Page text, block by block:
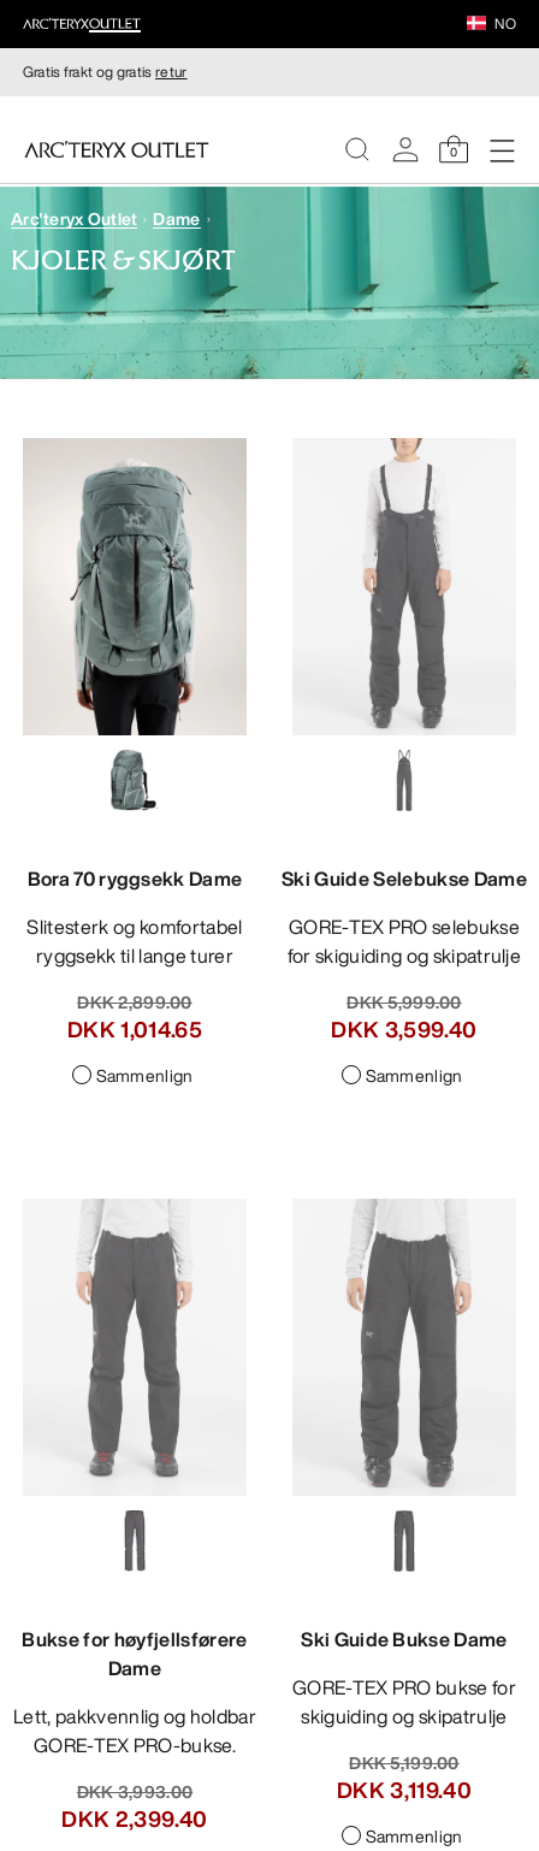
NO
Gratis frakt og gratisretur
0
DAMER
HERRER
Arc'teryx Outlet Dame
KJOLER & SKJØRT
Bora 70 ryggsekk Dame
Slitesterk og komfortabel
ryggsekk til lange turer
DKK 2,899.00
DKK 1,014.65
Sammenlign
Ski Guide Selebukse Dame
GORE-TEX PRO selebukse
for skiguiding og skipatrulje
DKK 5,999.00
DKK 3,599.40
Sammenlign
Bukse for høyfjellsførere
Dame
Lett, pakkvennlig og holdbar
GORE-TEX PRO-bukse.
DKK 3,999.00
DKK 2,399.40
Ski Guide Bukse Dame
GORE-TEX PRO bukse for
skiguiding og skipatrulje
DKK 5,199.00
DKK 3,119.40
Sammenlign